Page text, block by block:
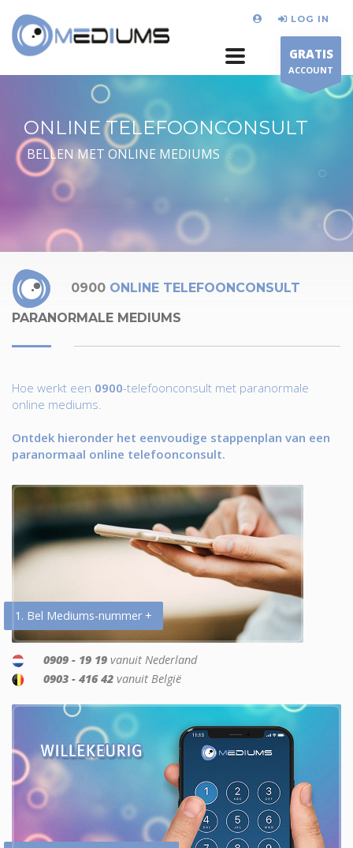
LOG IN
GRATIS
ACCOUNT
ONLINE TELEFOONCONSULT
BELLEN MET ONLINE MEDIUMS
0900 ONLINE TELEFOONCONSULT
PARANORMALE MEDIUMS
Hoe werkt een 0900-telefoonconsult met paranormale
online mediums.
Ontdek hieronder het eenvoudige stappenplan van een
paranormaal online telefoonconsult.
1. Bel Mediums-nummer +
0909 - 19 19 vanuit Nederland
0903 - 416 42 vanuit België